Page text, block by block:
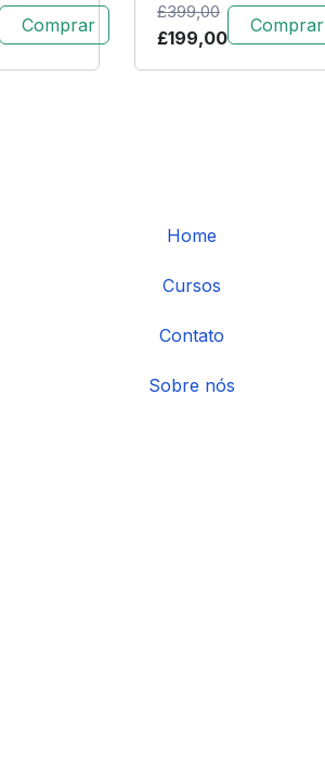
Comprar
£399,00
£199,00
Comprar
Home
Cursos
Contato
Sobre nós